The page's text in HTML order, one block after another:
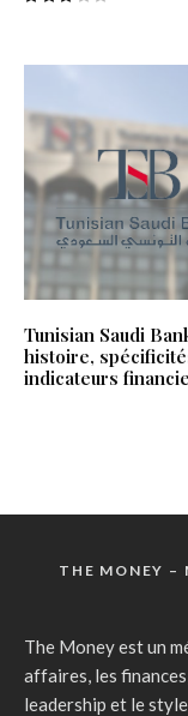
Tunisian Saudi
histoire,
indicateurs
THE MONEY –
The Money est un
affaires, les
leadership et le